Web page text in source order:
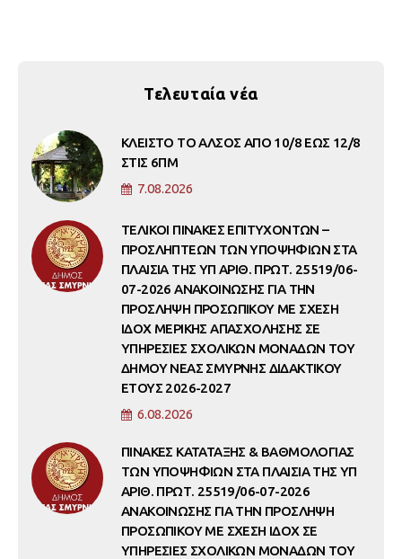
Τελευταία νέα
ΚΛΕΙΣΤΟ ΤΟ ΑΛΣΟΣ ΑΠΟ 10/8 ΕΩΣ 12/8
ΣΤΙΣ 6ΠΜ
7.08.2026
ΤΕΛΙΚΟΙ ΠΙΝΑΚΕΣ ΕΠΙΤΥΧΟΝΤΩΝ –
ΠΡΟΣΛΗΠΤΕΩΝ ΤΩΝ ΥΠΟΨΗΦΙΩΝ ΣΤΑ
ΠΛΑΙΣΙΑ ΤΗΣ ΥΠ ΑΡΙΘ. ΠΡΩΤ. 25519/06-
07-2026 ΑΝΑΚΟΙΝΩΣΗΣ ΓΙΑ ΤΗΝ
ΠΡΟΣΛΗΨΗ ΠΡΟΣΩΠΙΚΟΥ ΜΕ ΣΧΕΣΗ
ΙΔΟΧ ΜΕΡΙΚΗΣ ΑΠΑΣΧΟΛΗΣΗΣ ΣΕ
ΥΠΗΡΕΣΙΕΣ ΣΧΟΛΙΚΩΝ ΜΟΝΑΔΩΝ ΤΟΥ
ΔΗΜΟΥ ΝΕΑΣ ΣΜΥΡΝΗΣ ΔΙΔΑΚΤΙΚΟΥ
ΕΤΟΥΣ 2026-2027
6.08.2026
ΠΙΝΑΚΕΣ ΚΑΤΑΤΑΞΗΣ & ΒΑΘΜΟΛΟΓΙΑΣ
ΤΩΝ ΥΠΟΨΗΦΙΩΝ ΣΤΑ ΠΛΑΙΣΙΑ ΤΗΣ ΥΠ
ΑΡΙΘ. ΠΡΩΤ. 25519/06-07-2026
ΑΝΑΚΟΙΝΩΣΗΣ ΓΙΑ ΤΗΝ ΠΡΟΣΛΗΨΗ
ΠΡΟΣΩΠΙΚΟΥ ΜΕ ΣΧΕΣΗ ΙΔΟΧ ΣΕ
ΥΠΗΡΕΣΙΕΣ ΣΧΟΛΙΚΩΝ ΜΟΝΑΔΩΝ ΤΟΥ